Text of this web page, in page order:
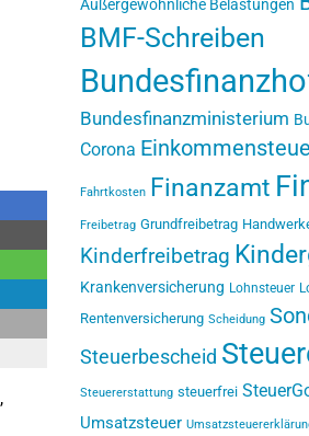
,
Außergewöhnliche Belastungen
BMF-Schreiben
Bundesfinanzministerium
Corona
Fahrtkosten Finanzamt
Freibetrag Grundfreibetrag
Kinderfreibetrag
Krankenversicherung Lohnsteuer
Rentenversicherung Scheidung
Steuerbescheid
Steuererstattung steuerfrei
Umsatzsteuer